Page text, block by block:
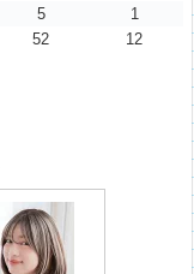
5
1
52 12